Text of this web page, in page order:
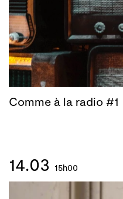
Comme à la radio #1
14.03 15h00